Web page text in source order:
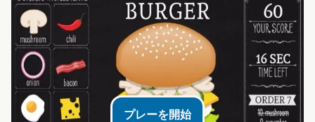
プレーを開始